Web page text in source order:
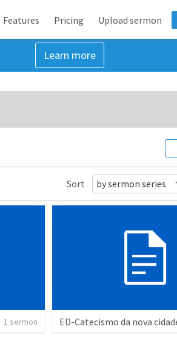
Features Pricing Upload sermon
Learn more
Sort by sermon series
1 sermon